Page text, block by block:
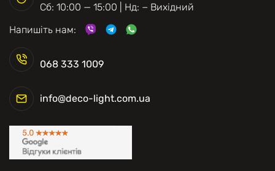
068 333 1009
info@deco-light.com.ua
Сб: 10:00 — 15:00 | Нд: − Вихідний
Напишіть нам: